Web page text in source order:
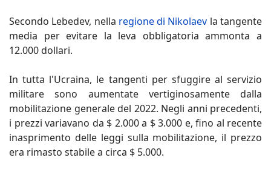
Secondo Lebedev, nella regione di Nikolaev la tangente
media per evitare la leva obbligatoria ammonta a
12.000 dollari.
In tutta l'Ucraina, le tangenti per sfuggire al servizio
militare sono aumentate vertiginosamente dalla
mobilitazione generale del 2022. Negli anni precedenti,
i prezzi variavano da $ 2.000 a $ 3.000 e, fino al recente
inasprimento delle leggi sulla mobilitazione, il prezzo
era rimasto stabile a circa $ 5.000.